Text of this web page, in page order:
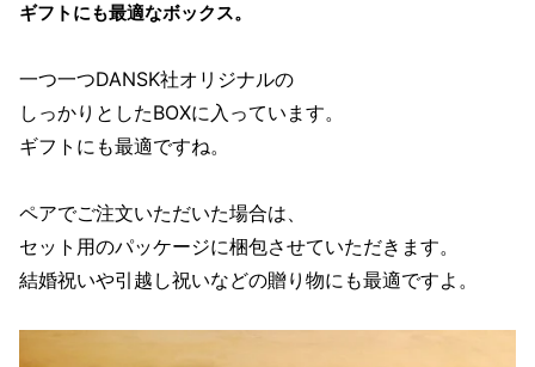
ギフトにも最適なボックス。
一つ一つDANSK社オリジナルの
しっかりとしたBOXに入っています。
ギフトにも最適ですね。
ペアでご注文いただいた場合は、
セット用のパッケージに梱包させていただきます。
結婚祝いや引越し祝いなどの贈り物にも最適ですよ。